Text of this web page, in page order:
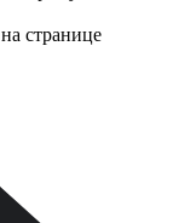
странице